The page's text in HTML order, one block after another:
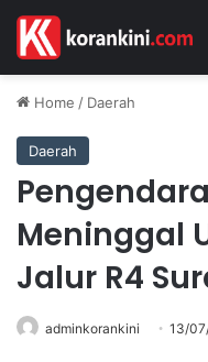
Home / Daerah
Daerah
Meninggal
Jalur R4
adminkorankini 13/